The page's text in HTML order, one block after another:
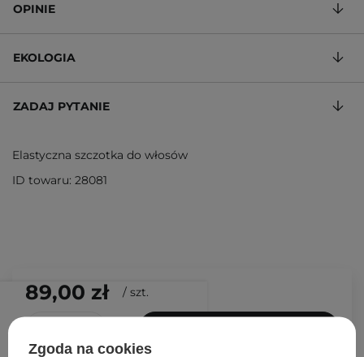
89,00 zł / szt.
OPINIE
EKOLOGIA
ZADAJ PYTANIE
Elastyczna szczotka do włosów
ID towaru: 28081
Zgoda na cookies